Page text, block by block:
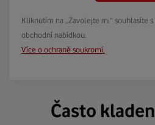
Kliknutím na „Zavolejte mi“ souhlasíte
obchodní nabídkou.
Více o ochraně soukromí.
Často